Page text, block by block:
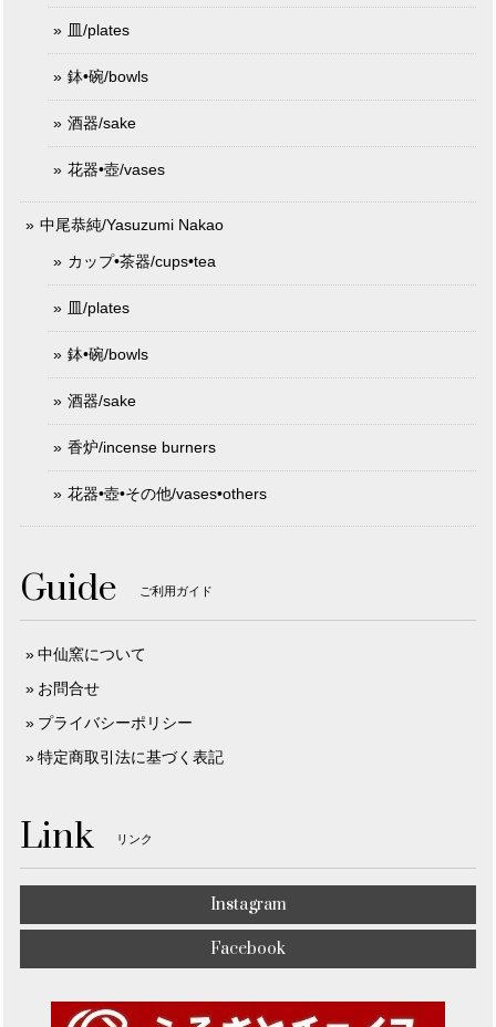
皿/plates
鉢•碗/bowls
酒器/sake
花器•壺/vases
中尾恭純/Yasuzumi Nakao
カップ•茶器/cups•tea
皿/plates
鉢•碗/bowls
酒器/sake
香炉/incense burners
花器•壺•その他/vases•others
Guide ご利用ガイド
中仙窯について
お問合せ
プライバシーポリシー
特定商取引法に基づく表記
Link リンク
Instagram
Facebook